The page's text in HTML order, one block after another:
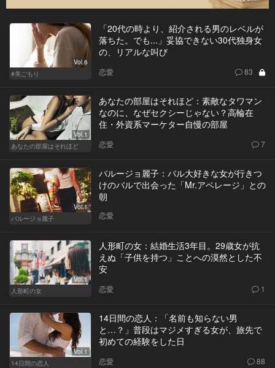
Vol.6
#美ごもり
「20代の時より、紹介される男のレベルが
落ちた。でも...」妥協できない30代独身女
の、リアルな叫び
恋愛 83
Vol.1
あなたの部屋はそれほど
あなたの部屋はそれほど：素敵なタワマン
なのに、なぜセクシーじゃない？高輪在
住・外資系マーケター自慢の部屋
恋愛 7
Vol.1
バルージョ麗子
バルージョ麗子：バル大好きな女が行きつ
けのバルで出会った「Mr.アベレージ」との
朝
恋愛
Vol.1
人形町の女
人形町の女：結婚生活3年目。29歳女が抗
えぬ「子供を持つ」ことへの漠然とした不
安
恋愛 1
Vol.1
14日間の恋人
14日間の恋人：「名前も知らない男
と…？」普段はマジメすぎる女が、旅先で
初めての経験をした日
恋愛 88